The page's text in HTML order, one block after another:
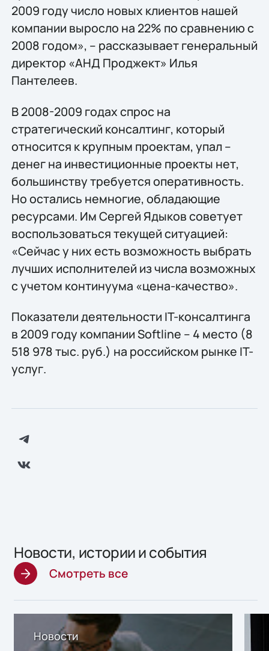
2009 году число новых клиентов нашей
компании выросло на 22% по сравнению с
2008 годом», – рассказывает генеральный
директор «АНД Проджект» Илья
Пантелеев.
В 2008-2009 годах спрос на
стратегический консалтинг, который
относится к крупным проектам, упал –
денег на инвестиционные проекты нет,
большинству требуется оперативность.
Но остались немногие, обладающие
ресурсами. Им Сергей Ядыков советует
воспользоваться текущей ситуацией:
«Сейчас у них есть возможность выбрать
лучших исполнителей из числа возможных
с учетом континуума «цена-качество».
Показатели деятельности IT-консалтинга
в 2009 году компании Softline – 4 место (8
518 978 тыс. руб.) на российском рынке IT-
услуг.
Новости, истории и события
Смотреть все
Новости